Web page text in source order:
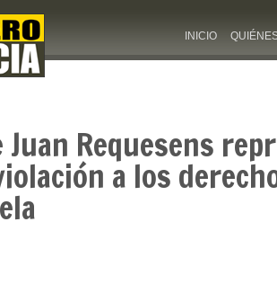
INICIO
Juan Requesens
a los